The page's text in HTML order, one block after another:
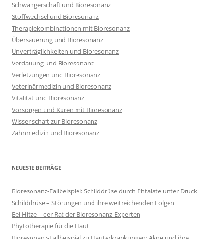
Schwangerschaft und Bioresonanz
Stoffwechsel und Bioresonanz
Therapiekombinationen mit Bioresonanz
Übersäuerung und Bioresonanz
Unverträglichkeiten und Bioresonanz
Verdauung und Bioresonanz
Verletzungen und Bioresonanz
Veterinärmedizin und Bioresonanz
Vitalität und Bioresonanz
Vorsorgen und Kuren mit Bioresonanz
Wissenschaft zur Bioresonanz
Zahnmedizin und Bioresonanz
NEUESTE BEITRÄGE
Bioresonanz-Fallbeispiel: Schilddrüse durch Phtalate unter Druck
Schilddrüse – Störungen und ihre weitreichenden Folgen
Bei Hitze – der Rat der Bioresonanz-Experten
Phytotherapie für die Haut